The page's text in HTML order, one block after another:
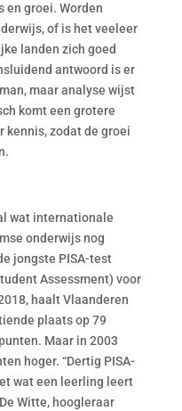
en groei. Worden
of is het veeleer
landen zich goed
antwoord is er
maar analyse wijst
komt een grotere
kennis, zodat de groei
wat internationale
onderwijs nog
jongste PISA-test
Assessment) voor
haalt Vlaanderen
plaats op 79
Maar in 2003
hoger. “Dertig PISA-
wat een leerling leert
Witte, hoogleraar